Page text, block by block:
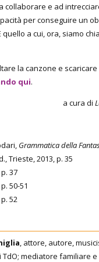
collaborare e ad
per conseguire un
quello a cui, ora, siamo
la canzone e
qui.
a cura di
Grammatica della
Trieste, 2013, p. 35
p. 37
p. 50-51
p. 52
, attore, autore,
TdO; mediatore familiare